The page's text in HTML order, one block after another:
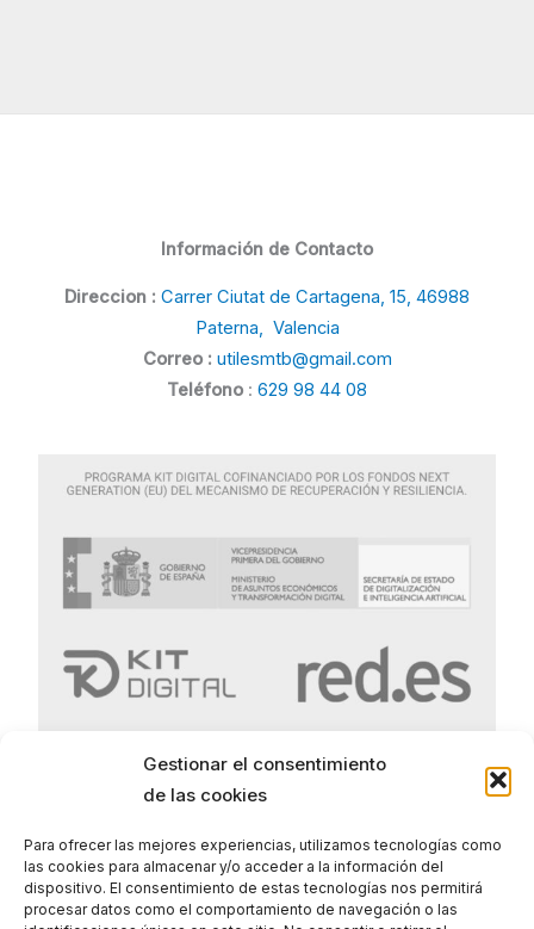
Gestionar el consentimiento
de las cookies
Para ofrecer las mejores experiencias, utilizamos tecnologías como
las cookies para almacenar y/o acceder a la información del
dispositivo. El consentimiento de estas tecnologías nos permitirá
procesar datos como el comportamiento de navegación o las
Información de Contacto
Direccion : Carrer Ciutat de Cartagena, 15, 46988
Paterna, Valencia
Correo : utilesmtb@gmail.com
Teléfono : 629 98 44 08
Politica de Privacidad
Politica de Cookies